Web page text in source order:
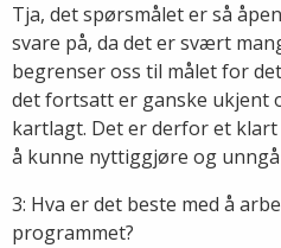
Tja, det spørsmålet er så
svare på, da det er svært
begrenser oss til målet for
det fortsatt er ganske ukjent
kartlagt. Det er derfor et
å kunne nyttiggjøre og
3: Hva er det beste med å
programmet?